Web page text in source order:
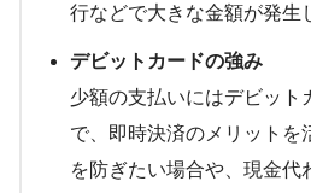
行などで大きな金額が発生
デビットカードの強み
少額の支払いにはデビット
で、即時決済のメリットを
を防ぎたい場合や、現金代